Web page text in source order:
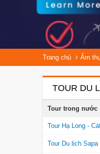
Trang chủ Ẩm
TOUR DU
Tour trong nước
Tour Hạ Long -
Tour Du lịch Sapa